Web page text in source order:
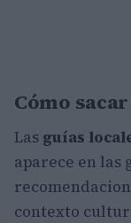
Cómo
Las guías
aparece en las
contexto